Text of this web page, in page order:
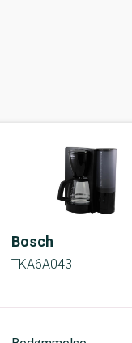
Bosch
TKA6A043